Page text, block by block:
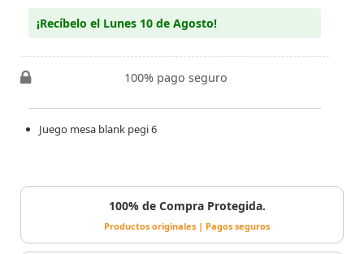
¡Recíbelo el Lunes 10 de Agosto!
100% pago seguro
Juego mesa blank pegi 6
100% de Compra Protegida.
Productos originales | Pagos seguros